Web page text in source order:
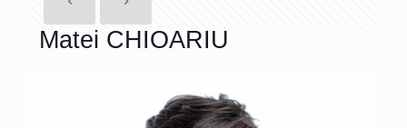
Matei CHIOARIU